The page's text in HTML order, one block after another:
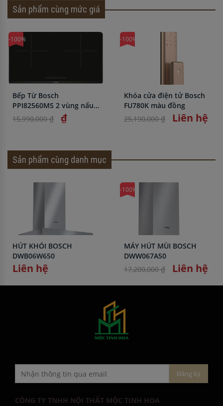
Sản phẩm cùng mức giá
-100%
Bếp Từ Bosch
PPI82560MS 2 vùng nấu
nhập khẩu chính hãng
15,990,000 ₫ ₫
-100%
Khóa cửa điện tử Bosch
FU780K màu đồng
25,190,000 ₫
Liên hệ
Sản phẩm cùng danh mục
HÚT KHÓI BOSCH
DWB06W650
Liên hệ
-100%
MÁY HÚT MÙI BOSCH
DWW067A50
17,200,000 ₫
Liên hệ
CÔNG TY TNHH NỘI THẤT MỘC TINH HOA